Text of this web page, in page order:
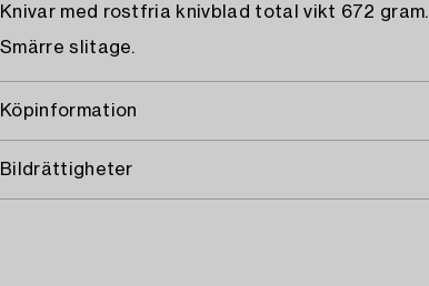
Knivar med rostfria knivblad total vikt 672 gram.
Smärre slitage.
Köpinformation
Bildrättigheter